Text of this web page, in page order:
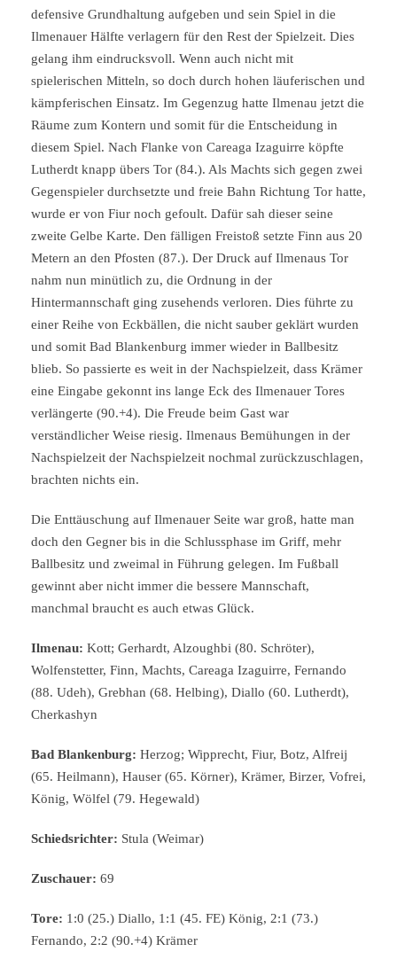
defensive Grundhaltung aufgeben und sein Spiel in die
Ilmenauer Hälfte verlagern für den Rest der Spielzeit. Dies
gelang ihm eindrucksvoll. Wenn auch nicht mit
spielerischen Mitteln, so doch durch hohen läuferischen und
kämpferischen Einsatz. Im Gegenzug hatte Ilmenau jetzt die
Räume zum Kontern und somit für die Entscheidung in
diesem Spiel. Nach Flanke von Careaga Izaguirre köpfte
Lutherdt knapp übers Tor (84.). Als Machts sich gegen zwei
Gegenspieler durchsetzte und freie Bahn Richtung Tor hatte,
wurde er von Fiur noch gefoult. Dafür sah dieser seine
zweite Gelbe Karte. Den fälligen Freistoß setzte Finn aus 20
Metern an den Pfosten (87.). Der Druck auf Ilmenaus Tor
nahm nun minütlich zu, die Ordnung in der
Hintermannschaft ging zusehends verloren. Dies führte zu
einer Reihe von Eckbällen, die nicht sauber geklärt wurden
und somit Bad Blankenburg immer wieder in Ballbesitz
blieb. So passierte es weit in der Nachspielzeit, dass Krämer
eine Eingabe gekonnt ins lange Eck des Ilmenauer Tores
verlängerte (90.+4). Die Freude beim Gast war
verständlicher Weise riesig. Ilmenaus Bemühungen in der
Nachspielzeit der Nachspielzeit nochmal zurückzuschlagen,
brachten nichts ein.
Die Enttäuschung auf Ilmenauer Seite war groß, hatte man
doch den Gegner bis in die Schlussphase im Griff, mehr
Ballbesitz und zweimal in Führung gelegen. Im Fußball
gewinnt aber nicht immer die bessere Mannschaft,
manchmal braucht es auch etwas Glück.
Ilmenau: Kott; Gerhardt, Alzoughbi (80. Schröter),
Wolfenstetter, Finn, Machts, Careaga Izaguirre, Fernando
(88. Udeh), Grebhan (68. Helbing), Diallo (60. Lutherdt),
Cherkashyn
Bad Blankenburg: Herzog; Wipprecht, Fiur, Botz, Alfreij
(65. Heilmann), Hauser (65. Körner), Krämer, Birzer, Vofrei,
König, Wölfel (79. Hegewald)
Schiedsrichter: Stula (Weimar)
Zuschauer: 69
Tore: 1:0 (25.) Diallo, 1:1 (45. FE) König, 2:1 (73.)
Fernando, 2:2 (90.+4) Krämer